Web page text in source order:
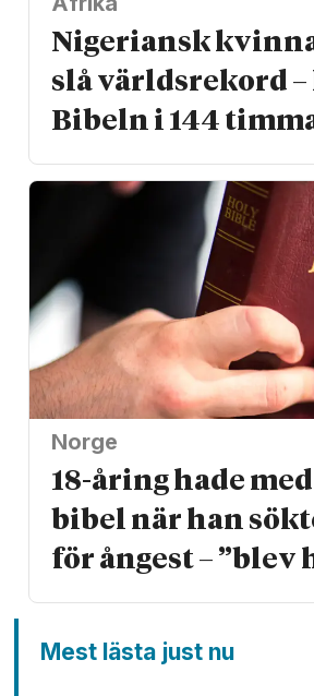
Nigeriansk
slå världs­rekord –
Bibeln i 144
Norge
18-åring hade
bibel när han
för ångest – ”blev
Mest lästa just nu